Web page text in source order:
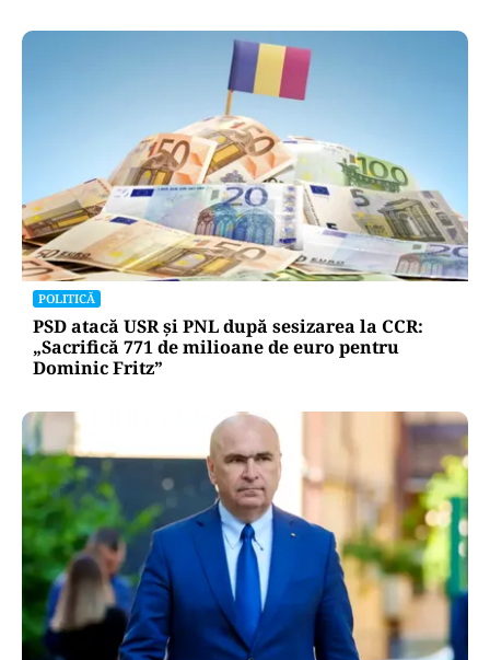
POLITICĂ
PSD atacă USR și PNL după sesizarea la CCR:
„Sacrifică 771 de milioane de euro pentru
Dominic Fritz”